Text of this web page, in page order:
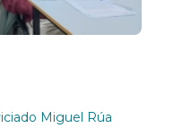
Miguel Rúa